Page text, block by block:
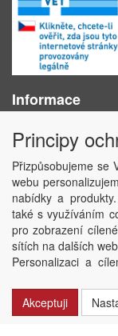
Informace
Obchodní podmínky
Ochrana osobních
Kontakt
Losování účtenek
Aktuality
Nastavení soukromí
Principy
Přizpůsobujeme se
webu
nabídky a
také s využíváním
pro zobrazení
sítích na dalších
Personalizaci a
Akceptuji